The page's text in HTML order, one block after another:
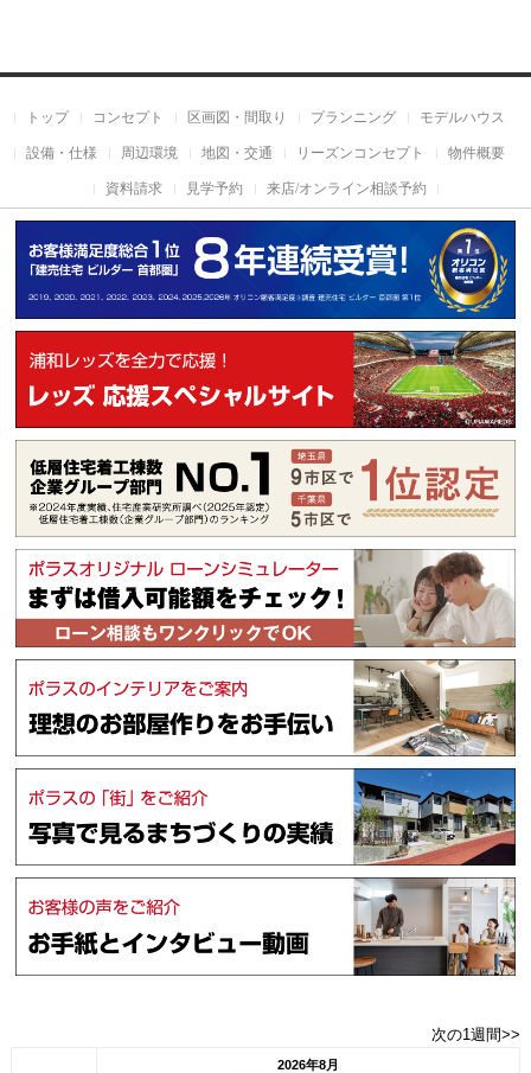
トップ コンセプト 区画図・間取り プランニング モデルハウス
設備・仕様 周辺環境 地図・交通 リーズンコンセプト 物件概要
資料請求 見学予約 来店/オンライン相談予約
次の1週間>>
2026年8月